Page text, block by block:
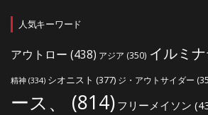
人気キーワード
アウトロー (438) アジア (350) イルミ
精神 (334) シオニスト (377) ジ・アウトサイダー
ース、
(814) フリーメイソン